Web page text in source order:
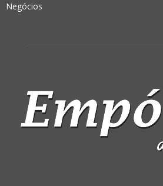
Negócios